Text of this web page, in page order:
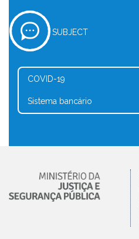
SUBJECT
COVID-19
Sistema bancário